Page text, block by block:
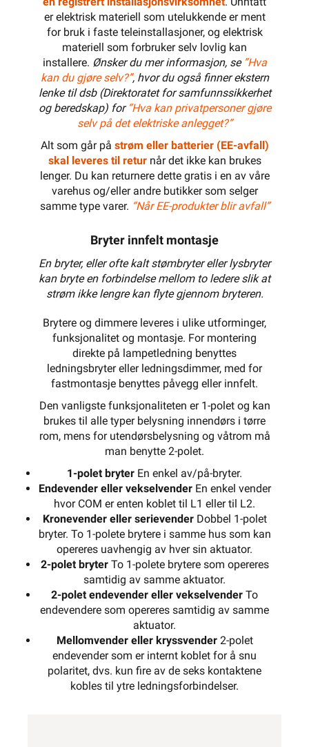
er elektrisk materiell som utelukkende er ment
for bruk i faste teleinstallasjoner, og elektrisk
materiell som forbruker selv lovlig kan
installere. Ønsker du mer informasjon, se ”Hva
kan du gjøre selv?”, hvor du også finner ekstern
lenke til dsb (Direktoratet for samfunnssikkerhet
og beredskap) for “Hva kan privatpersoner gjøre
selv på det elektriske anlegget?”
Alt som går på strøm eller batterier (EE-avfall)
skal leveres til returnår det ikke kan brukes
lenger. Du kan returnere dette gratis i en av våre
varehus og/eller andre butikker som selger
samme type varer. “Når EE-produkter blir avfall”
Bryter innfelt montasje
En bryter, eller ofte kalt stømbryter eller lysbryter
kan bryte en forbindelse mellom to ledere slik at
strøm ikke lengre kan flyte gjennom bryteren.
Brytere og dimmere leveres i ulike utforminger,
funksjonalitet og montasje. For montering
direkte på lampetledning benyttes
ledningsbryter eller ledningsdimmer, med for
fastmontasje benyttes påvegg eller innfelt.
Den vanligste funksjonaliteten er 1-polet og kan
brukes til alle typer belysning innendørs i tørre
rom, mens for utendørsbelysning og våtrom må
man benytte 2-polet.
1-polet bryter En enkel av/på-bryter.
Endevender eller vekselvenderEn enkel vender
hvor COM er enten koblet til L1 eller til L2.
Kronevender eller serievenderDobbel 1-polet
bryter. To 1-polete brytere i samme hus som kan
opereres uavhengig av hver sin aktuator.
2-polet bryterTo 1-polete brytere som opereres
samtidig av samme aktuator.
2-polet endevender eller vekselvender To
endevendere som opereres samtidig av samme
aktuator.
Mellomvender eller kryssvender2-polet
endevender som er internt koblet for å snu
polaritet, dvs. kun fire av de seks kontaktene
kobles til ytre ledningsforbindelser.